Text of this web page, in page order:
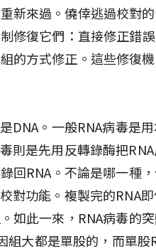
新來過。僥倖逃過校對
修復它們：直接修正錯
的方式修正。這些修復
DNA。一般RNA病毒是
則是先用反轉錄酶把
回RNA。不論是哪一種
對功能。複製完的RNA
如此一來，RNA病毒的
組大都是單股的，而單股